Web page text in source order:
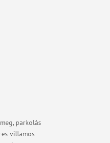
parkolás
es villamos